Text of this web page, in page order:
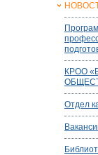
КРОО
Отдел